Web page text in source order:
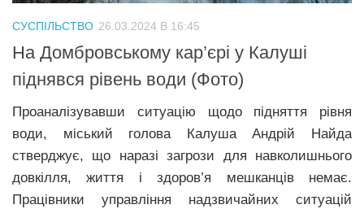
СУСПІЛЬСТВО 26.03.2024 В 16:45
На Домбровському кар’єрі у Калуші
піднявся рівень води (Фото)
Проаналізувавши ситуацію щодо підняття рівня
води, міський голова Калуша Андрій Найда
стверджує, що наразі загрози для навколишнього
довкілля, життя і здоров’я мешканців немає.
Працівники управління надзвичайних ситуацій